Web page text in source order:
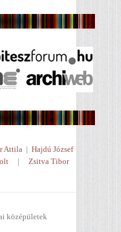
Attila | Hajdú József
| Zsitva Tibor
középületek